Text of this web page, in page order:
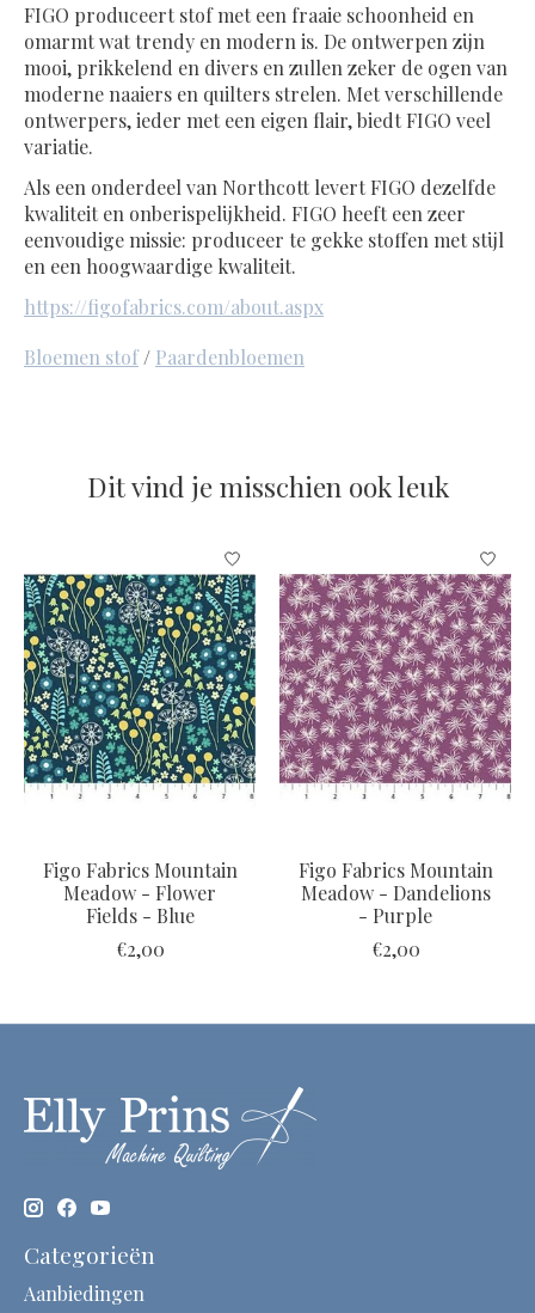
FIGO produceert stof met een fraaie schoonheid en
omarmt wat trendy en modern is. De ontwerpen zijn
mooi, prikkelend en divers en zullen zeker de ogen van
moderne naaiers en quilters strelen. Met verschillende
ontwerpers, ieder met een eigen flair, biedt FIGO veel
variatie.
Als een onderdeel van Northcott levert FIGO dezelfde
kwaliteit en onberispelijkheid. FIGO heeft een zeer
eenvoudige missie: produceer te gekke stoffen met stijl
en een hoogwaardige kwaliteit.
https://figofabrics.com/about.aspx
Bloemen stof/ Paardenbloemen
Dit vind je misschien ook leuk
Items van productcarrousel
Figo Fabrics Mountain
Meadow - Flower
Fields - Blue
€2,00
Figo Fabrics Mountain
Meadow - Dandelions
- Purple
€2,00
Categorieën
Aanbiedingen